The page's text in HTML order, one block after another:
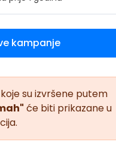
kampanje
su izvršene putem
će biti prikazane u